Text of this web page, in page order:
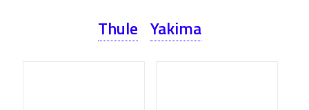
Thule Yakima